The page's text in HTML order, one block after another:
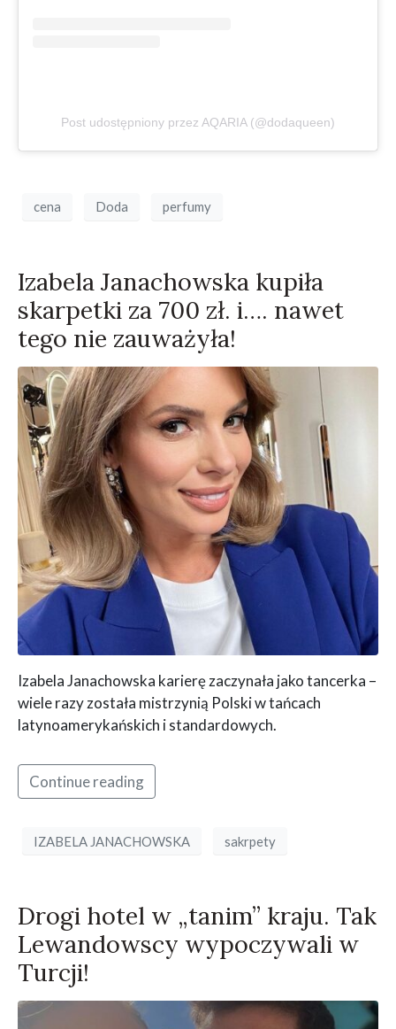
Post udostępniony przez AQARIA (@dodaqueen)
cena Doda perfumy
Izabela Janachowska kupiła
skarpetki za 700 zł. i…. nawet
tego nie zauważyła!
Izabela Janachowska karierę zaczynała jako tancerka –
wiele razy została mistrzynią Polski w tańcach
latynoamerykańskich i standardowych.
Continue reading
IZABELA JANACHOWSKA sakrpety
Drogi hotel w „tanim” kraju. Tak
Lewandowscy wypoczywali w
Turcji!